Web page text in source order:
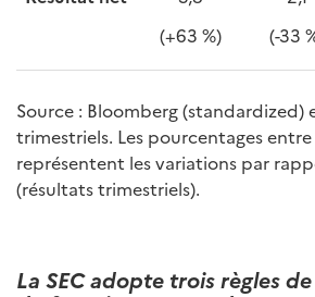
(+63 %)
(-33
Source : Bloomberg (standardized)
trimestriels. Les pourcentages
représentent les variations par
(résultats trimestriels).
La SEC adopte trois règles